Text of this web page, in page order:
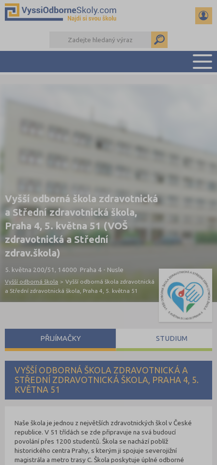
SEMINÁRKY
DALŠÍ DRUHY ŠKOL
Vyšší odborná škola zdravotnická
a Střední zdravotnická škola,
Praha 4, 5. května 51 (VOŠ
zdravotnická a Střední
zdrav.škola)
5. května 200/51, 14000 Praha 4 - Nusle
Vyšší odborná škola > Vyšší odborná škola zdravotnická
a Střední zdravotnická škola, Praha 4, 5. května 51
VYŠŠÍ ODBORNÁ ŠKOLA ZDRAVOTNICKÁ A
STŘEDNÍ ZDRAVOTNICKÁ ŠKOLA, PRAHA 4, 5.
KVĚTNA 51
Naše škola je jednou z největších zdravotnických škol v České
republice. V 51 třídách se zde připravuje na svá budoucí
povolání přes 1200 studentů. Škola se nachází poblíž
historického centra Prahy, s kterým ji spojuje severojižní
magistrála a metro trasy C. Škola poskytuje úplné odborné
PŘIJÍMAČKY STUDIUM